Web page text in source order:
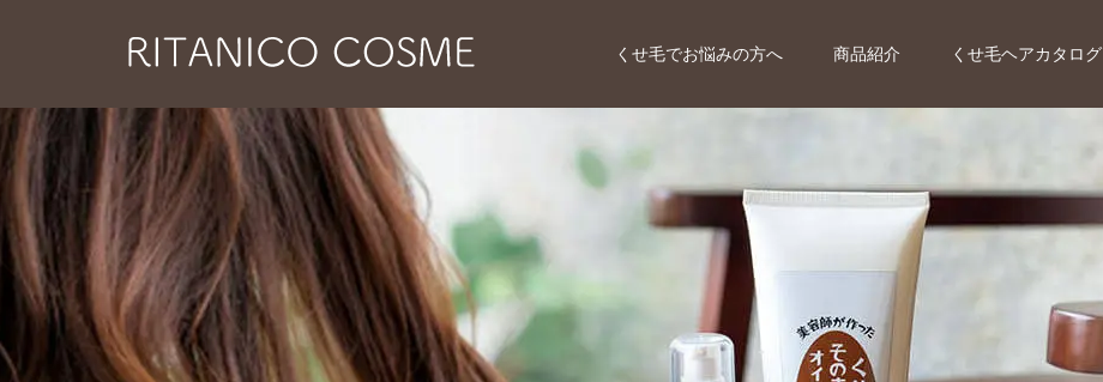
くせ毛でお悩みの方へ 商品紹介 くせ毛ヘアカタログ